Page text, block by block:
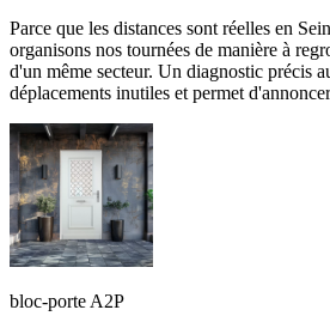
Parce que les distances sont réelles en
organisons nos tournées de manière à
d'un même secteur. Un diagnostic précis
déplacements inutiles et permet
bloc-porte A2P